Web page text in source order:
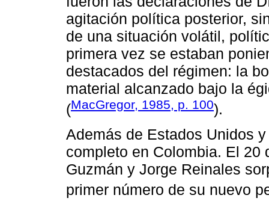
agitación política posterior,
de una situación volátil,
primera vez se estaban
destacados del régimen: la
material alcanzado bajo la
(MacGregor, 1985, p. 100).
Además de Estados Unidos
completo en Colombia. El 20
Guzmán y Jorge Reinales
primer número de su nuevo